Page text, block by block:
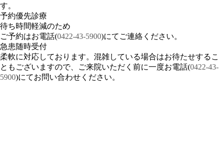
す。
予約優先診療
待ち時間軽減のため
ご予約はお電話(0422-43-5900)にてご連絡ください。
急患随時受付
柔軟に対応しております。混雑している場合はお待たせするこ
ともございますので、ご来院いただく前に一度お電話(0422-43-
5900)にてお問い合わせください。